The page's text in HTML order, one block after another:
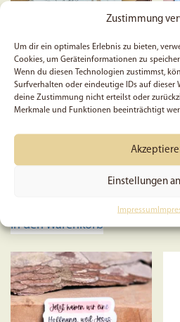
Zustimmung
Um dir ein optimales Erlebnis zu bieten,
Cookies, um Geräteinformationen zu
Wenn du diesen Technologien zustimmst,
Surfverhalten oder eindeutige IDs auf dieser
deine Zustimmung nicht erteilst oder
Merkmale und Funktionen beeinträchtigt
Einstellungen
Impressum
Die Witwe von Zarpat –
Sticker
In den Warenkorb
In